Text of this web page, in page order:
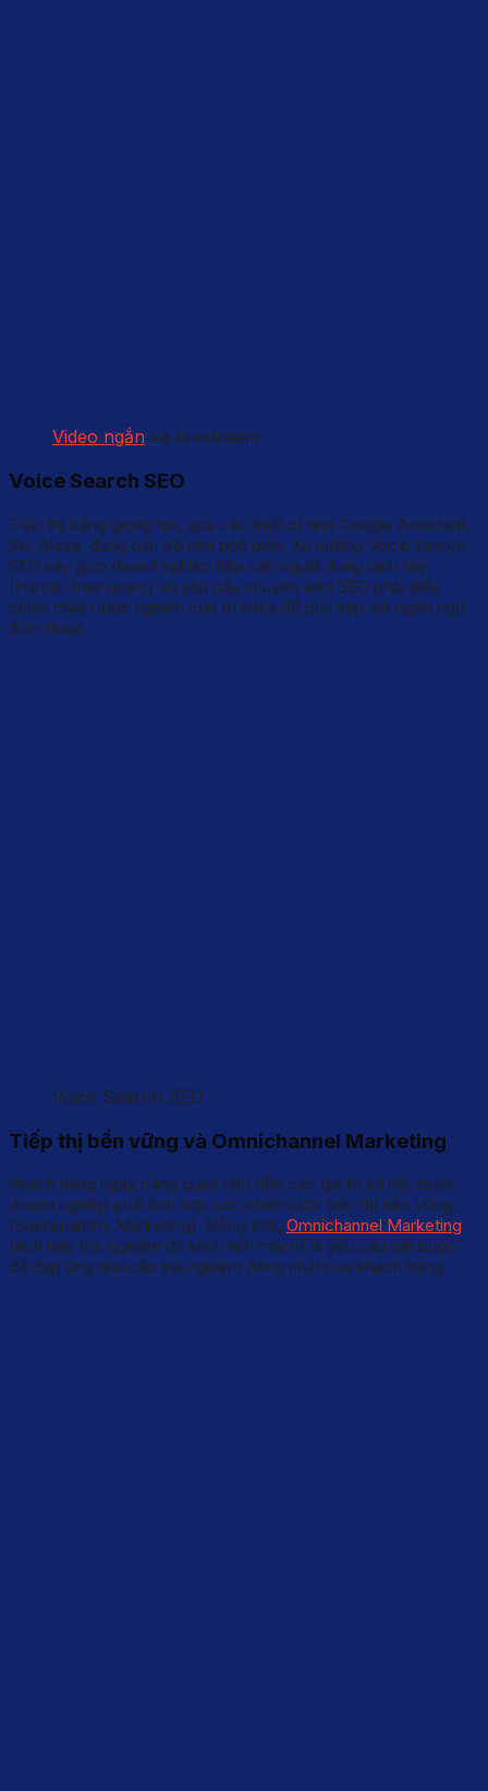
Video ngắn và livestream
Voice Search SEO
Tiếp thị bằng giọng nói, qua các thiết bị như Google Assistant,
Siri, Alexa, đang dần trở nên phổ biến. Xu hướng Voice Search
SEO này giúp doanh nghiệp tiếp cận người dùng rảnh tay
(Hands-free users) và yêu cầu chuyên viên SEO phải điều
chỉnh chiến lược nghiên cứu từ khóa để phù hợp với ngôn ngữ
đàm thoại.
Voice Search SEO
Tiếp thị bền vững và Omnichannel Marketing
Khách hàng ngày càng quan tâm đến các giá trị xã hội, buộc
doanh nghiệp phải tích hợp các chiến lược tiếp thị bền vững
(Sustainability Marketing). Đồng thời, Omnichannel Marketing
(tích hợp trải nghiệm đa kênh liền mạch) là yêu cầu bắt buộc
để đáp ứng nhu cầu trải nghiệm đồng nhất của khách hàng.